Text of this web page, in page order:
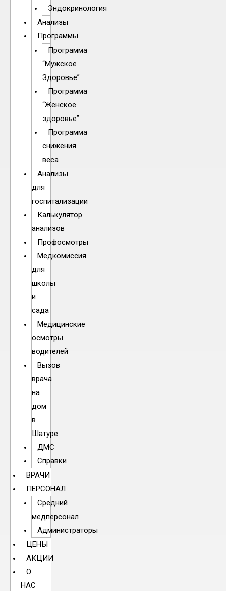
Эндокринология
Анализы
Программы
Программа
“Мужское
Здоровье”
Программа
“Женское
здоровье”
Программа
снижения
веса
Анализы
для
госпитализации
Калькулятор
анализов
Профосмотры
Медкомиссия
для
школы
и
сада
Медицинские
осмотры
водителей
Вызов
врача
на
дом
в
Шатуре
ДМС
Справки
ВРАЧИ
ПЕРСОНАЛ
Средний
медперсонал
Администраторы
ЦЕНЫ
АКЦИИ
О
НАС